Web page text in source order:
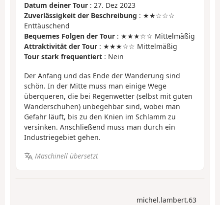
Datum deiner Tour : 27. Dez 2023
Zuverlässigkeit der Beschreibung : ★★☆☆☆
Enttäuschend
Bequemes Folgen der Tour : ★★★☆☆ Mittelmäßig
Attraktivität der Tour : ★★★☆☆ Mittelmäßig
Tour stark frequentiert : Nein
Der Anfang und das Ende der Wanderung sind
schön. In der Mitte muss man einige Wege
überqueren, die bei Regenwetter (selbst mit guten
Wanderschuhen) unbegehbar sind, wobei man
Gefahr läuft, bis zu den Knien im Schlamm zu
versinken. Anschließend muss man durch ein
Industriegebiet gehen.
Maschinell übersetzt
michel.lambert.63